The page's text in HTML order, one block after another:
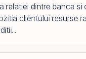
relatiei dintre banca si
clientului resurse